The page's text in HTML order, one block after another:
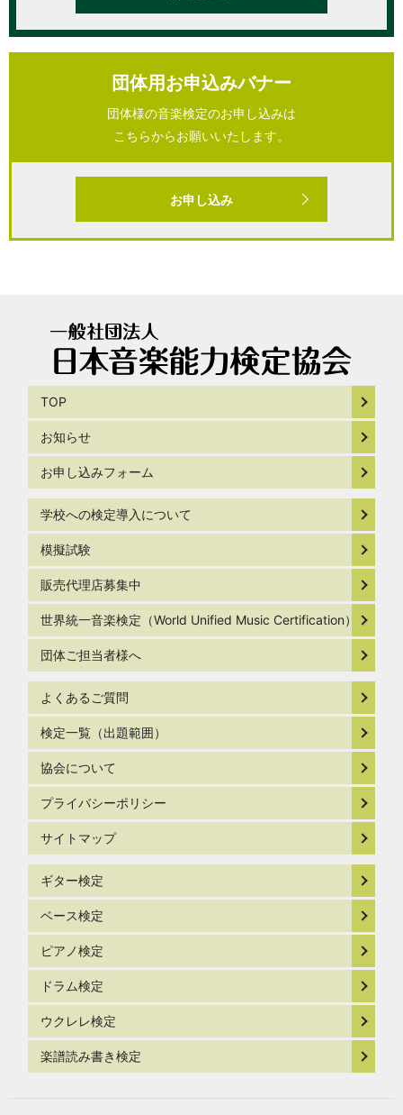
団体用お申込みバナー
団体様の音楽検定のお申し込みは
こちらからお願いいたします。
お申し込み
TOP
お知らせ
お申し込みフォーム
学校への検定導入について
模擬試験
販売代理店募集中
世界統一音楽検定（World Unified Music Certification）
団体ご担当者様へ
よくあるご質問
検定一覧（出題範囲）
協会について
プライバシーポリシー
サイトマップ
ギター検定
ベース検定
ピアノ検定
ドラム検定
ウクレレ検定
楽譜読み書き検定